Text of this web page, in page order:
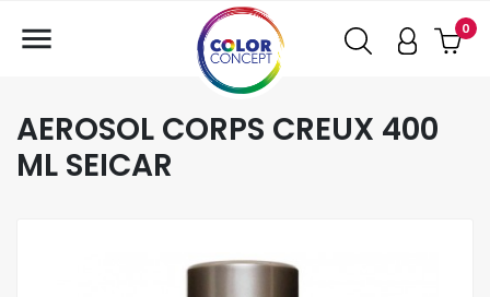
0

AEROSOL CORPS CREUX 400
ML SEICAR